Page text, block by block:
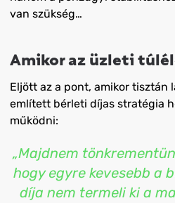
van szükség…
Amikor az üzleti
Eljött az a pont, amikor tisztán
említett bérleti díjas stratégia
működni:
„Majdnem
hogy egyre kevesebb a
díja nem termeli ki a